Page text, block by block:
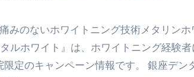
ルホワイト』は、 ホワイトニング経験
限定のキャンペーン情報です。 銀座デン